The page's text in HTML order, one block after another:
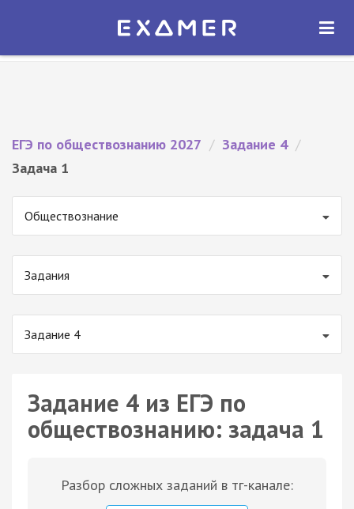
Экзамер — ЕГЭ 2027
ОТКРЫТЬ
ЕГЭ по обществознанию 2027 / Задание 4 /
Задача 1
Обществознание
Задания
Задание 4
Задание 4 из ЕГЭ по
обществознанию: задача 1
Разбор сложных заданий в тг-канале: